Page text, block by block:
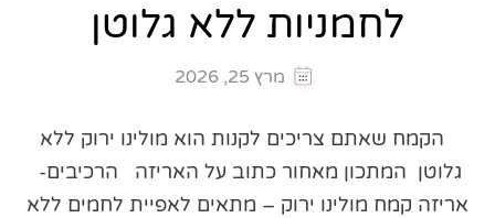
לחמניות ללא גלוטן
מרץ 25, 2026
הקמח שאתם צריכים לקנות הוא מולינו ירוק ללא
גלוטן המתכון מאחור כתוב על האריזה הרכיבים-
אריזה קמח מולינו ירוק – מתאים לאפיית לחמים ללא